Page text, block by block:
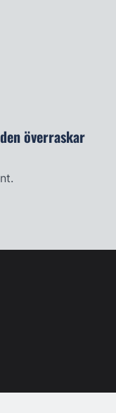
överraskar